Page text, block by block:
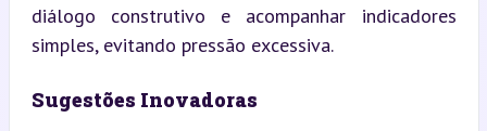
diálogo construtivo e acompanhar indicadores
simples, evitando pressão excessiva.
Sugestões Inovadoras